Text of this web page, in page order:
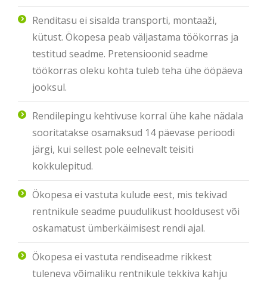
Renditasu ei sisalda transporti, montaaži,
kütust. Ökopesa peab väljastama töökorras ja
testitud seadme. Pretensioonid seadme
töökorras oleku kohta tuleb teha ühe ööpäeva
jooksul.
Rendilepingu kehtivuse korral ühe kahe nädala
sooritatakse osamaksud 14 päevase perioodi
järgi, kui sellest pole eelnevalt teisiti
kokkulepitud.
Ökopesa ei vastuta kulude eest, mis tekivad
rentnikule seadme puudulikust hooldusest või
oskamatust ümberkäimisest rendi ajal.
Ökopesa ei vastuta rendiseadme rikkest
tuleneva võimaliku rentnikule tekkiva kahju